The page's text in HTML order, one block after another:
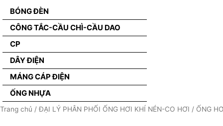
BÓNG ĐÈN
CÔNG TẮC-CẦU CHÌ-CẦU DAO
CP
DÂY ĐIỆN
MÁNG CÁP ĐIỆN
ỐNG NHỰA
Trang chủ /ĐẠI LÝ PHÂN PHỐI ỐNG HƠI KHÍ NÉN-CO HƠI / ỐNG